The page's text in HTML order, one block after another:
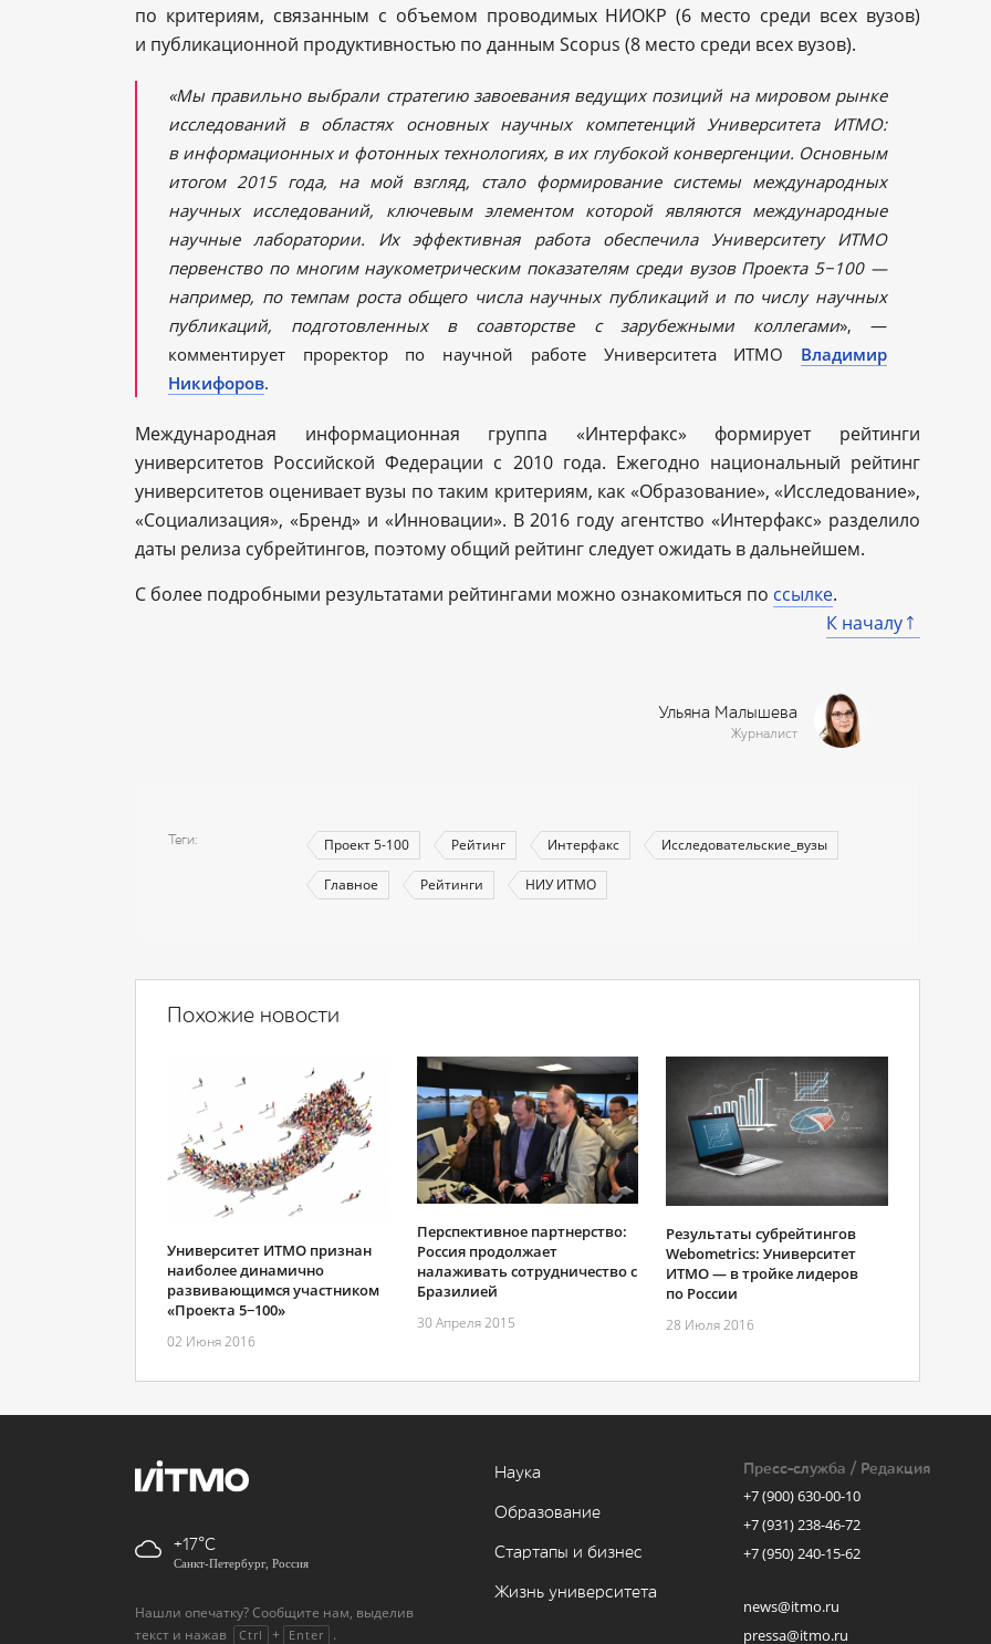
по критериям, связанным с объемом проводимых НИОКР (6 место среди всех вузов)
и публикационной продуктивностью по данным Scopus (8 место среди всех вузов).
«Мы правильно выбрали стратегию завоевания ведущих позиций на мировом рынке
исследований в областях основных научных компетенций Университета ИТМО:
в информационных и фотонных технологиях, в их глубокой конвергенции. Основным
итогом 2015 года, на мой взгляд, стало формирование системы международных
научных исследований, ключевым элементом которой являются международные
научные лаборатории. Их эффективная работа обеспечила Университету ИТМО
первенство по многим наукометрическим показателям среди вузов Проекта 5−100 —
например, по темпам роста общего числа научных публикаций и по числу научных
публикаций, подготовленных в соавторстве с зарубежными коллегами», —
комментирует проректор по научной работе Университета ИТМО Владимир
Никифоров.
Международная информационная группа «Интерфакс» формирует рейтинги
университетов Российской Федерации с 2010 года. Ежегодно национальный рейтинг
университетов оценивает вузы по таким критериям, как «Образование», «Исследование»,
«Социализация», «Бренд» и «Инновации». В 2016 году агентство «Интерфакс» разделило
даты релиза субрейтингов, поэтому общий рейтинг следует ожидать в дальнейшем.
С более подробными результатами рейтингами можно ознакомиться по ссылке.
К началу
Ульяна Малышева
Журналист
Теги Проект 5-100 Рейтинг Интерфакс Исследовательские_вузы
Главное Рейтинги НИУ ИТМО
Похожие новости
Университет ИТМО признан
наиболее динамично
развивающимся участником
«Проекта 5−100»
02 Июня 2016
Перспективное партнерство:
Россия продолжает
налаживать сотрудничество с
Бразилией
30 Апреля 2015
Результаты субрейтингов
Webometrics: Университет
ИТМО — в тройке лидеров
по России
28 Июля 2016
+17
Санкт-Петербург, Россия
Нашли опечатку? Сообщите нам, выделив
текст и нажав
Ctrl + Enter .
Наука
Образование
Стартапы и бизнес
Жизнь университета
Пресс-служба / Редакция
+7 (900) 630-00-10
+7 (931) 238-46-72
+7 (950) 240-15-62
news@itmo.ru
pressa@itmo.ru